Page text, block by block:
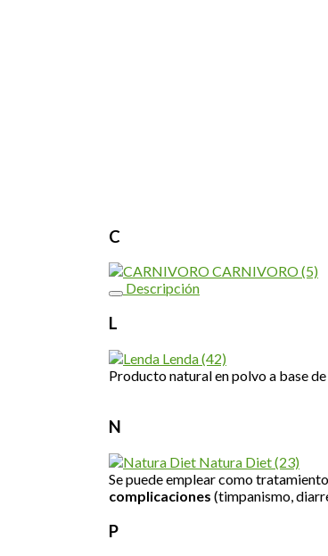
C
CARNIVORO(5)
L
Lenda(42)
N
Natura Diet(23)
P
Descripción
Producto natural en polvo a base
Se puede emplear como
complicaciones (timpanismo,